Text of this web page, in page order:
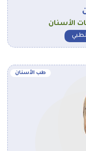
الأسنان
طب الأسنان